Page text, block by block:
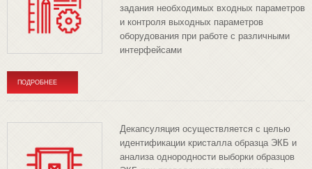
задания необходимых входных параметров
и контроля выходных параметров
оборудования при работе с различными
интерфейсами
ПОДРОБНЕЕ
Декапсуляция осуществляется с целью
идентификации кристалла образца ЭКБ и
анализа однородности выборки образцов